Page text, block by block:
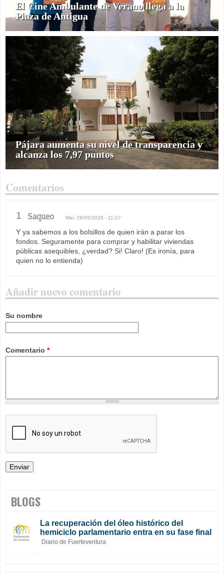
El Cine Ambulante de Verano llega a la
Plaza de Antigua
Pájara aumenta su nivel de transparencia y
alcanza los 7,97 puntos
Comentarios
1 Saqueo Mar, 26/05/2026 - 11:07
Y ya sabemos a los bolsillos de quien irán a parar los
fondos. Seguramente para comprar y habilitar viviendas
públicas asequibles, ¿verdad? Si! Claro! (Es ironía, para
quien no lo entienda)
Añadir nuevo comentario
Su nombre
Comentario *
BLOGS
La recuperación del óleo histórico del
hemiciclo parlamentario entra en su fase final
Diario de Fuerteventura